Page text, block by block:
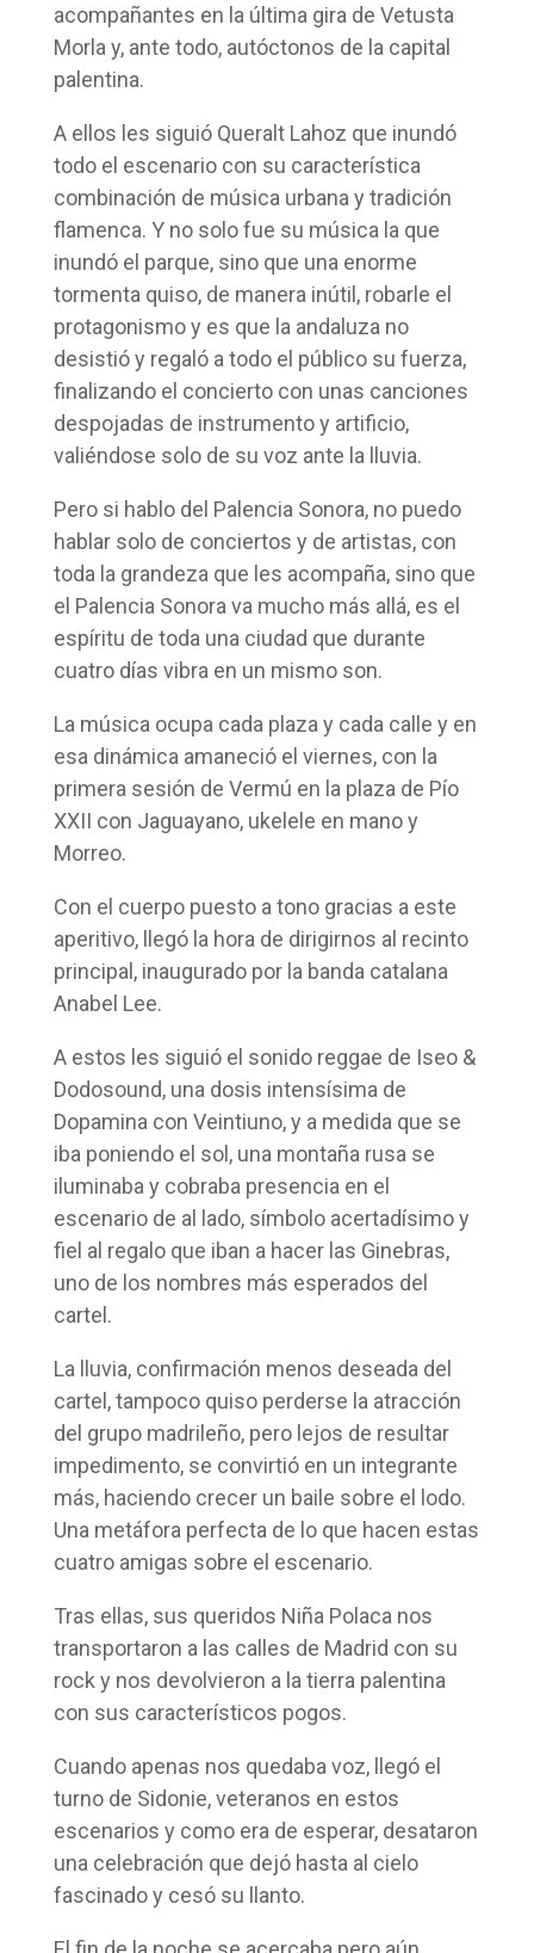
acompañantes en la última gira de Vetusta
Morla y, ante todo, autóctonos de la capital
palentina.
A ellos les siguió Queralt Lahoz que inundó
todo el escenario con su característica
combinación de música urbana y tradición
flamenca. Y no solo fue su música la que
inundó el parque, sino que una enorme
tormenta quiso, de manera inútil, robarle el
protagonismo y es que la andaluza no
desistió y regaló a todo el público su fuerza,
finalizando el concierto con unas canciones
despojadas de instrumento y artificio,
valiéndose solo de su voz ante la lluvia.
Pero si hablo del Palencia Sonora, no puedo
hablar solo de conciertos y de artistas, con
toda la grandeza que les acompaña, sino que
el Palencia Sonora va mucho más allá, es el
espíritu de toda una ciudad que durante
cuatro días vibra en un mismo son.
La música ocupa cada plaza y cada calle y en
esa dinámica amaneció el viernes, con la
primera sesión de Vermú en la plaza de Pío
XXII con Jaguayano, ukelele en mano y
Morreo.
Con el cuerpo puesto a tono gracias a este
aperitivo, llegó la hora de dirigirnos al recinto
principal, inaugurado por la banda catalana
Anabel Lee.
A estos les siguió el sonido reggae de Iseo &
Dodosound, una dosis intensísima de
Dopamina con Veintiuno, y a medida que se
iba poniendo el sol, una montaña rusa se
iluminaba y cobraba presencia en el
escenario de al lado, símbolo acertadísimo y
fiel al regalo que iban a hacer las Ginebras,
uno de los nombres más esperados del
cartel.
La lluvia, confirmación menos deseada del
cartel, tampoco quiso perderse la atracción
del grupo madrileño, pero lejos de resultar
impedimento, se convirtió en un integrante
más, haciendo crecer un baile sobre el lodo.
Una metáfora perfecta de lo que hacen estas
cuatro amigas sobre el escenario.
Tras ellas, sus queridos Niña Polaca nos
transportaron a las calles de Madrid con su
rock y nos devolvieron a la tierra palentina
con sus característicos pogos.
Cuando apenas nos quedaba voz, llegó el
turno de Sidonie, veteranos en estos
escenarios y como era de esperar, desataron
una celebración que dejó hasta al cielo
fascinado y cesó su llanto.